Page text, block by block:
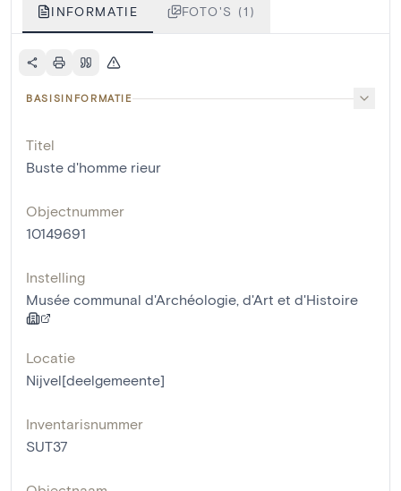
INFORMATIE FOTO'S (1)
BASISINFORMATIE
Titel
Buste d'homme rieur
Objectnummer
10149691
Instelling
Musée communal d'Archéologie, d'Art et d'Histoire
Locatie
Nijvel[deelgemeente]
Inventarisnummer
SUT37